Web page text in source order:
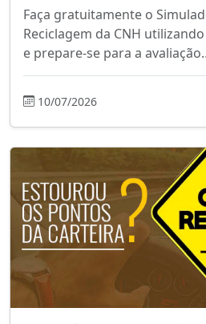
Faça gratuitamente o
Reciclagem da CNH
e prepare-se para a
10/07/2026